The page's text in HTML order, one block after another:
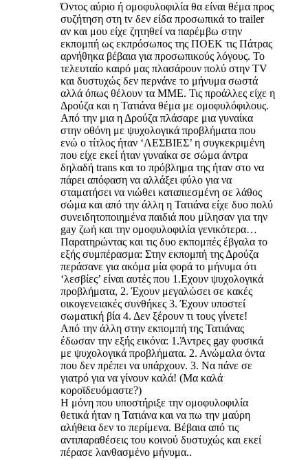
Όντος αύριο ή ομοφυλοφιλία θα είναι θέμα προς
συζήτηση στη tv δεν είδα προσωπικά το trailer
αν και μου είχε ζητηθεί να παρέμβω στην
εκπομπή ως εκπρόσωπος της ΠΟΕΚ τις Πάτρας
αρνήθηκα βέβαια για προσωπικούς λόγους. Το
τελευταίο καιρό μας πλασάρουν πολύ στην TV
και δυστυχώς δεν περνάνε το μήνυμα σωστά
αλλά όπως θέλουν τα ΜΜΕ. Τις προάλλες είχε η
Δρούζα και η Τατιάνα θέμα με ομοφυλόφιλους.
Από την μια η Δρούζα πλάσαρε μια γυναίκα
στην οθόνη με ψυχολογικά προβλήματα που
ενώ ο τίτλος ήταν ‘ΛΕΣΒΙΕΣ’ η συγκεκριμένη
που είχε εκεί ήταν γυναίκα σε σώμα άντρα
δηλαδή trans και το πρόβλημα της ήταν στο να
πάρει απόφαση να αλλάξει φύλο για να
σταματήσει να νιώθει καταπιεσμένη σε λάθος
σώμα και από την άλλη η Τατιάνα είχε δυο πολύ
συνειδητοποιημένα παιδιά που μίλησαν για την
gay ζωή και την ομοφυλοφιλία γενικότερα…
Παρατηρώντας και τις δυο εκπομπές έβγαλα το
εξής συμπέρασμα: Στην εκπομπή της Δρούζα
περάσανε για ακόμα μία φορά το μήνυμα ότι
‘λεσβίες’ είναι αυτές που 1.Εχουν ψυχολογικά
προβλήματα, 2. Έχουν μεγαλώσει σε κακές
οικογενειακές συνθήκες 3. Έχουν υποστεί
σωματική βία 4. Δεν ξέρουν τι τους γίνετε!
Από την άλλη στην εκπομπή της Τατιάνας
έδωσαν την εξής εικόνα: 1.Άντρες gay φυσικά
με ψυχολογικά προβλήματα. 2. Ανώμαλα όντα
που δεν πρέπει να υπάρχουν. 3. Να πάνε σε
γιατρό για να γίνουν καλά! (Μα καλά
κοροϊδευόμαστε?)
Η μόνη που υποστήριξε την ομοφυλοφιλία
θετικά ήταν η Τατιάνα και να πω την μαύρη
αλήθεια δεν το περίμενα. Βέβαια από τις
αντιπαραθέσεις του κοινού δυστυχώς και εκεί
πέρασε λανθασμένο μήνυμα..